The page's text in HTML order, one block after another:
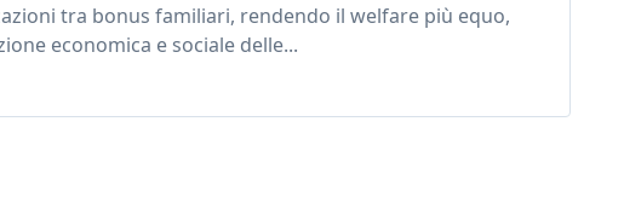
tra bonus familiari, rendendo il welfare più equo,
economica e sociale delle...